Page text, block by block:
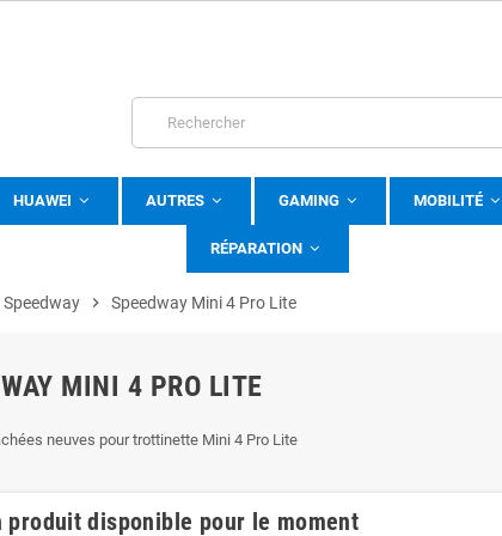
HUAWEI AUTRES GAMING MOBILITÉ
RÉPARATION
Speedway chevron_right Speedway Mini 4 Pro Lite
MINI 4 PRO LITE
neuves pour trottinette Mini 4 Pro Lite
produit disponible pour le moment